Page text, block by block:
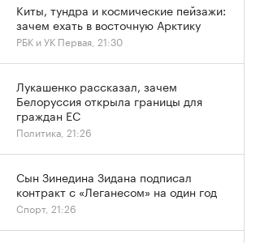
Киты, тундра и космические пейзажи:
зачем ехать в восточную Арктику
РБК и УК Первая, 21:30
Лукашенко рассказал, зачем
Белоруссия открыла границы для
граждан ЕС
Политика, 21:26
Сын Зинедина Зидана подписал
контракт с «Леганесом» на один год
Спорт, 21:26